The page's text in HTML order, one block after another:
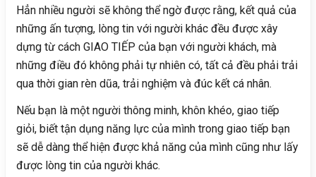
Hẳn nhiều người sẽ không thể ngờ được rằng, kết quả của
những ấn tượng, lòng tin với người khác đều được xây
dựng từ cách GIAO TIẾP của bạn với người khách, mà
những điều đó không phải tự nhiên có, tất cả đều phải trải
qua thời gian rèn dũa, trải nghiệm và đúc kết cá nhân.
Nếu bạn là một người thông minh, khôn khéo, giao tiếp
giỏi, biết tận dụng năng lực của mình trong giao tiếp bạn
sẽ dễ dàng thể hiện được khả năng của mình cũng như lấy
được lòng tin của người khác.